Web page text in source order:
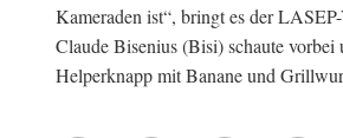
Kameraden ist“, bringt es der
Claude Bisenius (Bisi) schaute
Helperknapp mit Banane und